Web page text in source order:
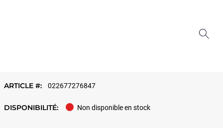
ARTICLE #: 022677276847
DISPONIBILITÉ: Non disponible en stock